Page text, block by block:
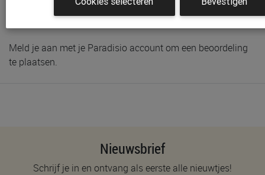
Schrijf de eerste beoordeling
Meld je aan met je Paradisio account om een beoordeling
te plaatsen.
Nieuwsbrief
Schrijf je in en ontvang als eerste alle nieuwtjes!